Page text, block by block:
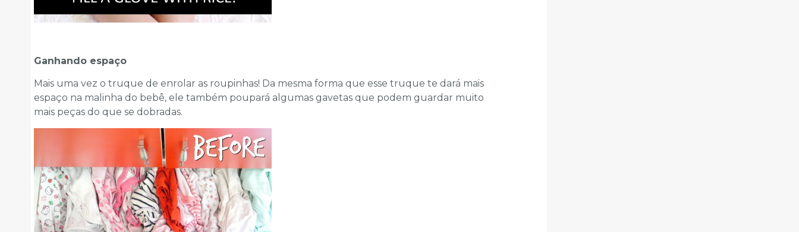
Ganhando espaço
Mais uma vez o truque de enrolar as roupinhas! Da mesma forma que esse truque te dará mais
espaço na malinha do bebê, ele também poupará algumas gavetas que podem guardar muito
mais peças do que se dobradas.